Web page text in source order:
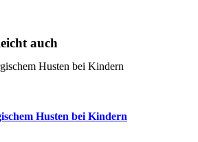
auch
Husten bei Kindern